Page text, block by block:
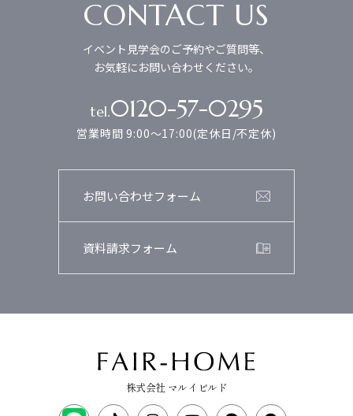
CONTACT US
イベント見学会のご予約やご質問等、
お気軽にお問い合わせください。
tel.0120-57-0295
営業時間 9:00～17:00(定休日/不定休)
お問い合わせフォーム
資料請求フォーム
株式会社 マルイビルド